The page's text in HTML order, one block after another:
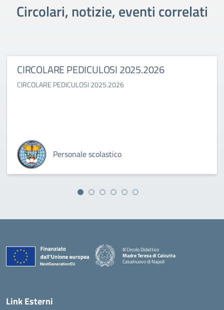
Circolari, notizie, eventi correlati
CIRCOLARE PEDICULOSI 2025.2026
CIRCOLARE PEDICULOSI 2025.2026
Personale scolastico
III Circolo Didattico
Madre Teresa di Calcutta
Casalnuovo di Napoli
— Visita la pagina iniziale della scuola
Link Esterni